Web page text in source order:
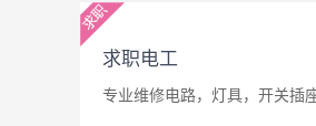
求职电工
专业维修电路，灯具，开关插